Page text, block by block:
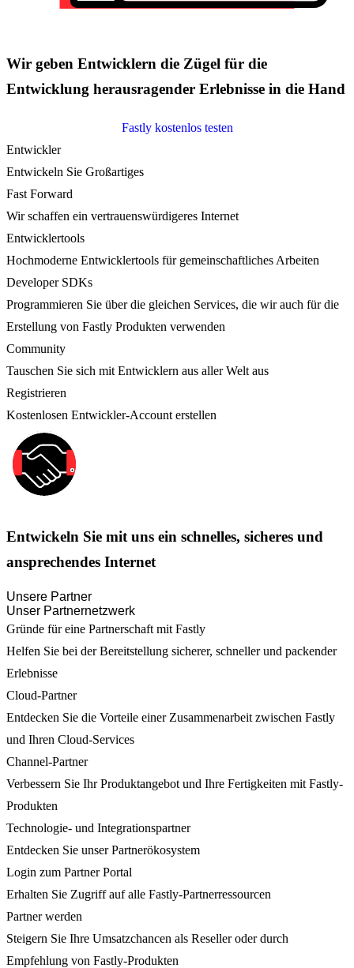
Wir geben Entwicklern die Zügel für die
Entwicklung herausragender Erlebnisse in die Hand
Fastly kostenlos testen
Entwickler
Entwickeln Sie Großartiges
Fast Forward
Wir schaffen ein vertrauenswürdigeres Internet
Entwicklertools
Hochmoderne Entwicklertools für gemeinschaftliches Arbeiten
Developer SDKs
Programmieren Sie über die gleichen Services, die wir auch für die
Erstellung von Fastly Produkten verwenden
Community
Tauschen Sie sich mit Entwicklern aus aller Welt aus
Registrieren
Kostenlosen Entwickler-Account erstellen
Entwickeln Sie mit uns ein schnelles, sicheres und
ansprechendes Internet
Unsere Partner
Unser Partnernetzwerk
Gründe für eine Partnerschaft mit Fastly
Helfen Sie bei der Bereitstellung sicherer, schneller und packender
Erlebnisse
Cloud-Partner
Entdecken Sie die Vorteile einer Zusammenarbeit zwischen Fastly
und Ihren Cloud-Services
Channel-Partner
Verbessern Sie Ihr Produktangebot und Ihre Fertigkeiten mit Fastly-
Produkten
Technologie- und Integrationspartner
Entdecken Sie unser Partnerökosystem
Login zum Partner Portal
Erhalten Sie Zugriff auf alle Fastly-Partnerressourcen
Partner werden
Steigern Sie Ihre Umsatzchancen als Reseller oder durch
Empfehlung von Fastly-Produkten